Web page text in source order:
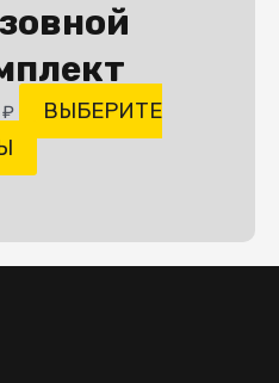
₽
ВЫБЕРИТЕ